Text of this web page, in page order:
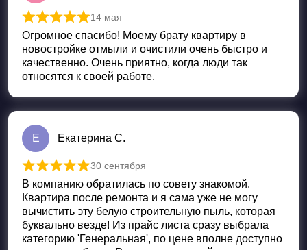
Оценка
14 мая
Огромное спасибо! Моему брату квартиру в
новостройке отмыли и очистили очень быстро и
качественно. Очень приятно, когда люди так
относятся к своей работе.
Е Екатерина С.
Оценка
30 сентября
В компанию обратилась по совету знакомой.
Квартира после ремонта и я сама уже не могу
вычистить эту белую строительную пыль, которая
буквально везде! Из прайс листа сразу выбрала
категорию 'Генеральная', по цене вполне доступно